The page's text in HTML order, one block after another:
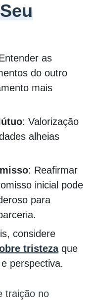
as
do outro
mais
: Valorização
alheias
: Reafirmar
inicial pode
para
considere
tristezaque
perspectiva.
traição no